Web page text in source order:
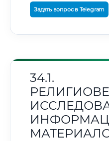
Задать вопрос в Telegram
34.1.